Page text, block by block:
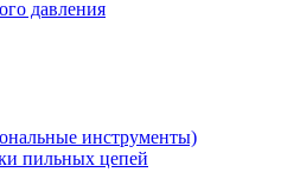
давления
инструменты)
пильных цепей